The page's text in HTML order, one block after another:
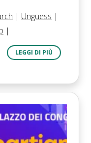
| Unguess |
|
LEGGI DI PIÙ